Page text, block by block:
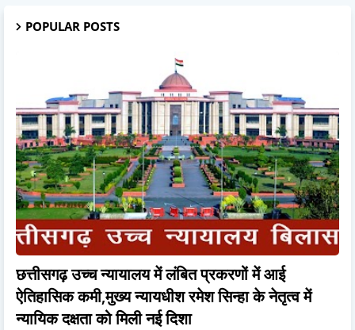
POPULAR POSTS
छत्तीसगढ़ उच्च न्यायालय में लंबित प्रकरणों में आई
ऐतिहासिक कमी,मुख्य न्यायधीश रमेश सिन्हा के नेतृत्व में
न्यायिक दक्षता को मिली नई दिशा